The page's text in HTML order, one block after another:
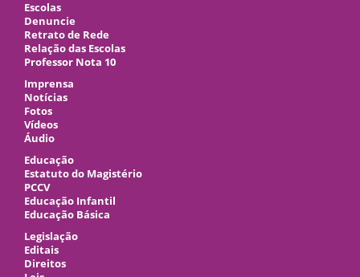
Escolas
Denuncie
Retrato de Rede
Relação das Escolas
Professor Nota 10
Imprensa
Notícias
Fotos
Vídeos
Áudio
Educação
Estatuto do Magistério
PCCV
Educação Infantil
Educação Básica
Legislação
Editais
Direitos